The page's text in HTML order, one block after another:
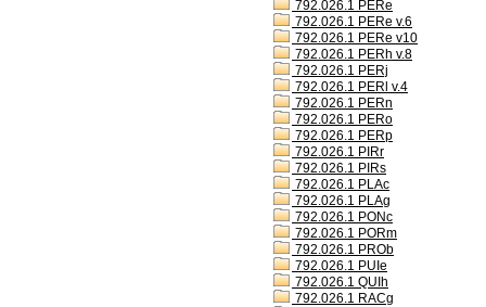
792.026.1 PERe
792.026.1 PERe v.6
792.026.1 PERe v10
792.026.1 PERh v.8
792.026.1 PERj
792.026.1 PERl v.4
792.026.1 PERn
792.026.1 PERo
792.026.1 PERp
792.026.1 PIRr
792.026.1 PIRs
792.026.1 PLAc
792.026.1 PLAg
792.026.1 PONc
792.026.1 PORm
792.026.1 PROb
792.026.1 PUIe
792.026.1 QUIh
792.026.1 RACg